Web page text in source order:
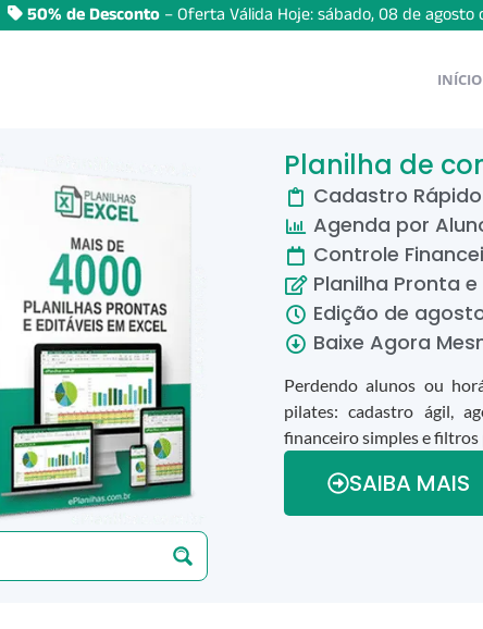
50% de Desconto – Oferta Válida Hoje:sábado,08deagosto
INÍCIO
Planilha de
Cadastro Rápido
Agenda por
Controle
Planilha Pronta
Edição de
Baixe Agora
Perdendo alunos ou
pilates: cadastro ágil,
financeiro simples e filtros
SAIBA MAIS